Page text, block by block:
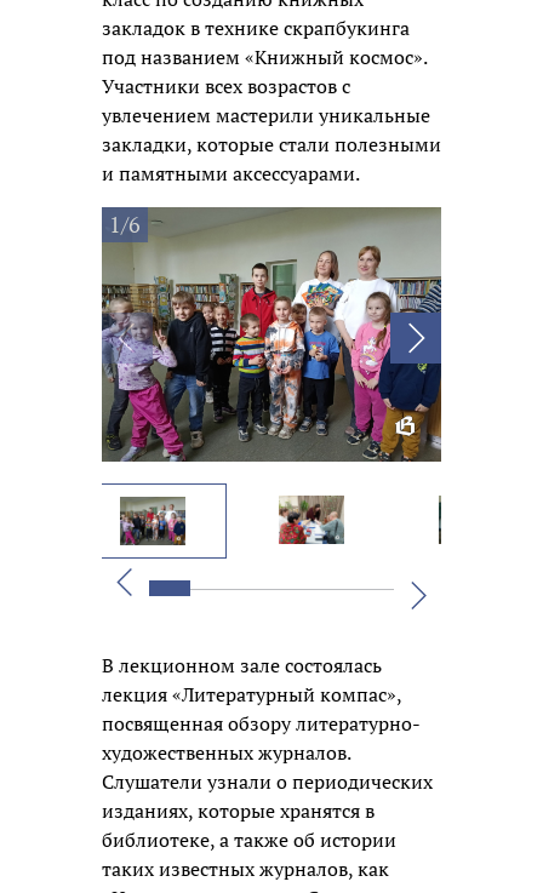
закладок в технике скрапбукинга
под названием «Книжный космос».
Участники всех возрастов с
увлечением мастерили уникальные
закладки, которые стали полезными
и памятными аксессуарами.
1/6
Назад
Вперед
В лекционном зале состоялась
лекция «Литературный компас»,
посвященная обзору литературно-
художественных журналов.
Слушатели узнали о периодических
изданиях, которые хранятся в
библиотеке, а также об истории
таких известных журналов, как